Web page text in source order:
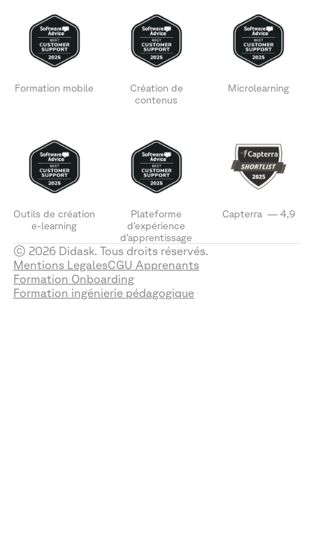
Formation mobile
Création de
contenus
Microlearning
Outils de création
e-learning
Plateforme
d’expérience
d’apprentissage
Capterra — 4,9
© 2026 Didask. Tous droits réservés.
Mentions LegalesCGU Apprenants
Formation Onboarding
Formation ingénierie pédagogique